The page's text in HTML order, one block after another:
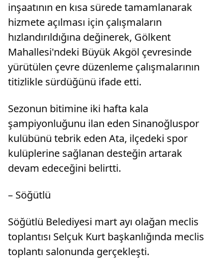
inşaatının en kısa sürede tamamlanarak
hizmete açılması için çalışmaların
hızlandırıldığına değinerek, Gölkent
Mahallesi'ndeki Büyük Akgöl çevresinde
yürütülen çevre düzenleme çalışmalarının
titizlikle sürdüğünü ifade etti.
Sezonun bitimine iki hafta kala
şampiyonluğunu ilan eden Sinanoğluspor
kulübünü tebrik eden Ata, ilçedeki spor
kulüplerine sağlanan desteğin artarak
devam edeceğini belirtti.
– Söğütlü
Söğütlü Belediyesi mart ayı olağan meclis
toplantısı Selçuk Kurt başkanlığında meclis
toplantı salonunda gerçekleşti.